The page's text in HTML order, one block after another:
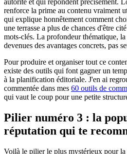
autorité et qui répondent précisément.
renforce la prime au contenu vraiment
qui explique honnêtement comment
une terrasse a plus de chances d'être
mots-clés. La profondeur thématique,
devenues des avantages concrets, pas
Pour produire et organiser tout ce
existe des outils qui font gagner un
à la planification éditoriale. J'en ai
commentée dans mes 60 outils de
qui vaut le coup pour une petite
Pilier numéro 3 : la
réputation qui te
Voilà le pilier le plus mystérieux pour